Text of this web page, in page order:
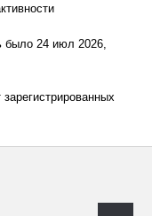
было 24 июл 2026,